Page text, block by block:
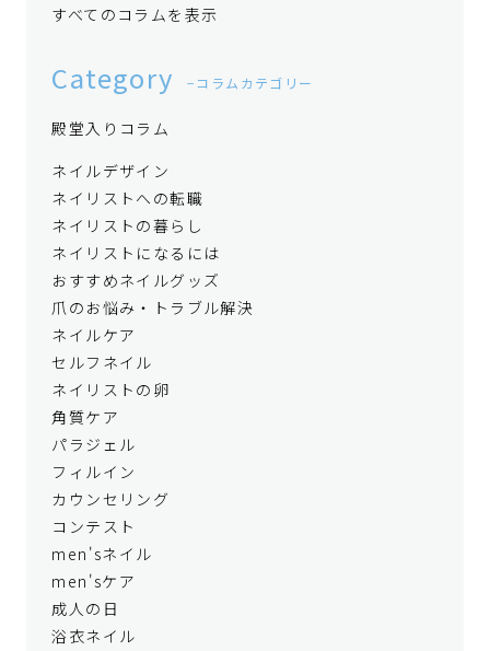
すべてのコラムを表示
Category コラムカテゴリー
殿堂入りコラム
ネイルデザイン
ネイリストへの転職
ネイリストの暮らし
ネイリストになるには
おすすめネイルグッズ
爪のお悩み・トラブル解決
ネイルケア
セルフネイル
ネイリストの卵
角質ケア
パラジェル
フィルイン
カウンセリング
コンテスト
men'sネイル
men'sケア
成人の日
浴衣ネイル